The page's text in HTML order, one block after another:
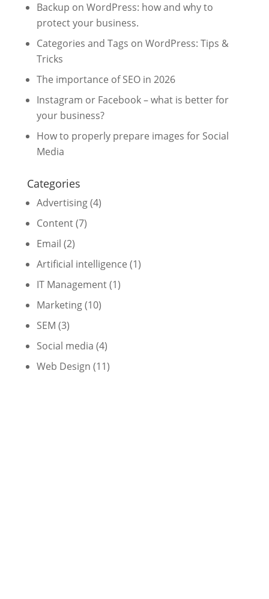
Backup on WordPress: how and why to
protect your business.
Categories and Tags on WordPress: Tips &
Tricks
The importance of SEO in 2026
Instagram or Facebook – what is better for
your business?
How to properly prepare images for Social
Media
Categories
Advertising(4)
Content(7)
Email (2)
Artificial intelligence (1)
IT Management(1)
Marketing(10)
SEM (3)
Social media (4)
Web Design (11)